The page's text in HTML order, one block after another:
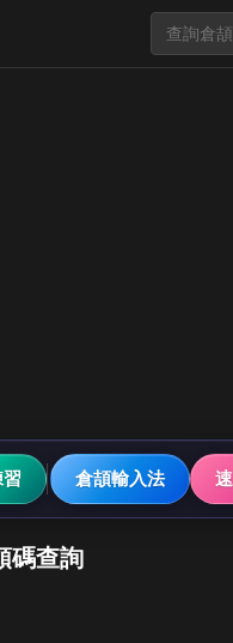
倉頡輸入法
碼查詢